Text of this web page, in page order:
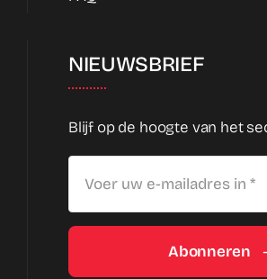
NIEUWSBRIEF
Blijf op de hoogte van het
Abonneren